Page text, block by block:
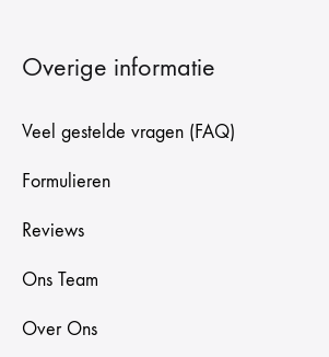
Overige informatie
Veel gestelde vragen (FAQ)
Formulieren
Reviews
Ons Team
Over Ons